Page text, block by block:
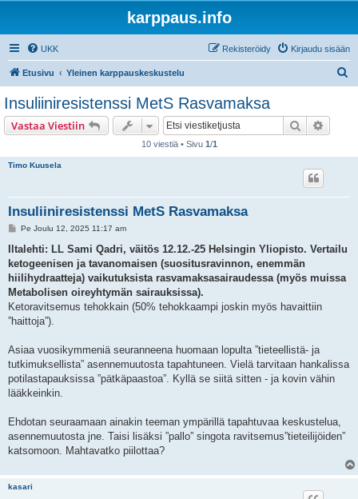
karppaus.info
UKK Kirjaudu sisään
Rekisteröidy
Etusivu Yleinen karppauskeskustelu
Insuliiniresistenssi MetS Rasvamaksa
Vastaa Viestiin Etsi
10 viestiä • Sivu 1/1
Timo Kuusela
Insuliiniresistenssi MetS Rasvamaksa
V
e
t
i
Pe Joulu 12, 2025 11:17 am
Iltalehti: LL Sami Qadri, väitös 12.12.-25 Helsingin Yliopisto. Vertailu
ketogeenisen ja tavanomaisen (suositusravinnon, enemmän
hiilihydraatteja) vaikutuksista rasvamaksasairaudessa (myös muissa
Metabolisen oireyhtymän sairauksissa).
Ketoravitsemus tehokkain (50% tehokkaampi joskin myös havaittiin
”haittoja”).
Asiaa vuosikymmeniä seuranneena huomaan lopulta ”tieteellistä- ja
tutkimuksellista” asennemuutosta tapahtuneen. Vielä tarvitaan hankalissa
potilastapauksissa ”pätkäpaastoa”. Kyllä se siitä sitten - ja kovin vähin
lääkkeinkin.
Ehdotan seuraamaan ainakin teeman ympärillä tapahtuvaa keskustelua,
asennemuutosta jne. Taisi lisäksi ”pallo” singota ravitsemus”tieteilijöiden”
katsomoon. Mahtavatko piilottaa?
kasari